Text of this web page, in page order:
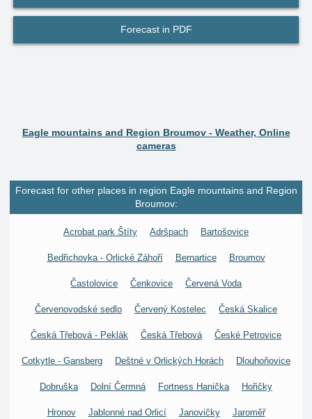
Forecast in PDF
Eagle mountains and Region Broumov - Weather, Online
cameras
Forecast for other places in region Eagle mountains and Region
Broumov:
Acrobat park Štíty Adršpach Bartošovice
Bedřichovka - Orlické Záhoří Bernartice Broumov
Častolovice Čenkovice Červená Voda
Červenovodské sedlo Červený Kostelec Česká Skalice
Česká Třebová - Peklák Česká Třebová České Petrovice
Cotkytle - Gansberg Deštné v Orlických Horách Dlouhoňovice
Dobruška Dolní Čermná Fortness Hanička Hořičky
Hronov Jablonné nad Orlicí Janovičky Jaroměř